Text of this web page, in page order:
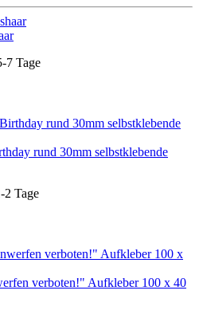
7 Tage
rund 30mm selbstklebende
2 Tage
verboten!" Aufkleber 100 x 40